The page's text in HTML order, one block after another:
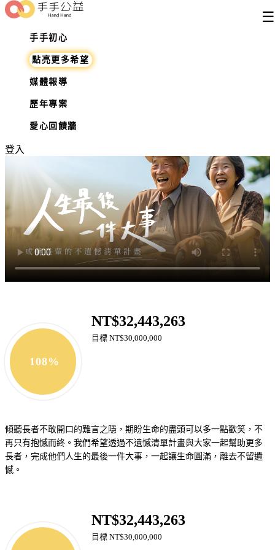
手手初心
點亮更多希望
媒體報導
歷年專案
愛心回饋牆
登入
☰
老人
人生最後一件大事 《成就長輩的不
遺憾清單計畫》
108%
NT$32,443,263
目標 NT$30,000,000
傾聽長者不敢開口的難言之隱，期盼生命的盡頭可以多一點歡笑，不
再只有抱憾而終。我們希望透過不遺憾清單計畫與大家一起幫助更多
長者，完成他們人生的最後一件大事，一起讓生命圓滿，離去不留遺
憾。
NT$32,443,263
目標 NT$30,000,000